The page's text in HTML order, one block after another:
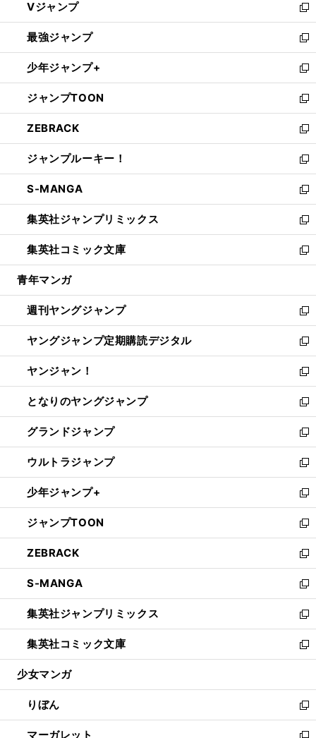
ィ
ン
ド
ウ
で
開
く
い
ウ
ィ
ン
ド
ウ
で
開
く
Vジャンプ
新
し
い
ウ
ィ
ン
ド
ウ
で
開
く
最強ジャンプ
新
し
い
ウ
ィ
ン
ド
ウ
で
開
く
少年ジャンプ+
新
し
い
ウ
ィ
ン
ド
ウ
で
開
く
ジャンプTOON
新
し
い
ウ
ィ
ン
ド
ウ
で
開
く
ZEBRACK
新
し
い
ウ
ィ
ン
ド
ウ
で
開
ジャンプルーキー！
新
し
い
ウ
ィ
ン
ド
ウ
開
く
S-MANGA
新
し
い
ウ
ィ
ン
ウ
で
開
く
集英社ジャンプリミックス
新
し
い
ウ
ン
ド
ウ
で
開
く
集英社コミック文庫
新
し
ウ
ィ
ン
ド
ウ
で
開
く
青年マンガ
週刊ヤングジャンプ
新
し
い
ウ
ィ
ン
ド
ウ
で
開
く
ヤングジャンプ定期購読デジタル
新
し
い
ウ
ィ
ン
ド
ウ
で
開
く
ヤンジャン！
新
し
い
ウ
ィ
ン
ド
ウ
で
開
く
となりのヤングジャンプ
新
し
い
ウ
ィ
ン
ド
ウ
で
開
く
グランドジャンプ
新
し
い
ウ
ィ
ン
ド
ウ
で
開
く
ウルトラジャンプ
新
し
い
ウ
ィ
ン
ド
ウ
で
開
く
少年ジャンプ+
新
し
い
ウ
ィ
ン
ド
ウ
で
開
く
ジャンプTOON
新
し
い
ウ
ィ
ン
ド
ウ
で
開
ZEBRACK
新
し
い
ウ
ィ
ン
ド
ウ
開
く
S-MANGA
新
し
い
ウ
ィ
ン
ウ
で
開
く
集英社ジャンプリミックス
新
し
い
ウ
ン
ド
ウ
で
集英社コミック文庫
新
し
ウ
ィ
ン
少女マンガ
りぼん
新
し
マーガレット